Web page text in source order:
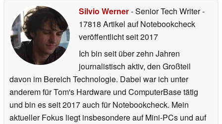
Silvio Werner- Senior Tech Writer-
17818 Artikel auf Notebookcheck
veröffentlichtseit 2017
Ich bin seit über zehn Jahren
journalistisch aktiv, den Großteil
davon im Bereich Technologie. Dabei war ich unter
anderem für Tom's Hardware und ComputerBase tätig
und bin es seit 2017 auch für Notebookcheck. Mein
aktueller Fokus liegt insbesondere auf Mini-PCs und auf